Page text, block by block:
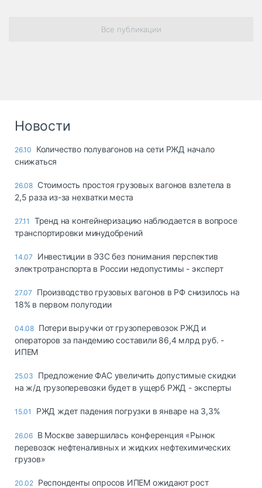
Все публикации
Новости
26.10
Количество полувагонов на сети РЖД начало
снижаться
26.08 Стоимость простоя грузовых вагонов взлетела в
2,5 раза из-за нехватки места
27.11
Тренд на контейнеризацию наблюдается в вопросе
транспортировки минудобрений
14.07
Инвестиции в ЭЗС без понимания перспектив
электротранспорта в России недопустимы - эксперт
27.07
Производство грузовых вагонов в РФ снизилось на
18% в первом полугодии
04.08 Потери выручки от грузоперевозок РЖД и
операторов за пандемию составили 86,4 млрд руб. -
ИПЕМ
25.03
Предложение ФАС увеличить допустимые скидки
на ж/д грузоперевозки будет в ущерб РЖД - эксперты
15.01 РЖД ждет падения погрузки в январе на 3,3%
26.06 В Москве завершилась конференция «Рынок
перевозок нефтеналивных и жидких нефтехимических
грузов»
20.02 Респонденты опросов ИПЕМ ожидают рост